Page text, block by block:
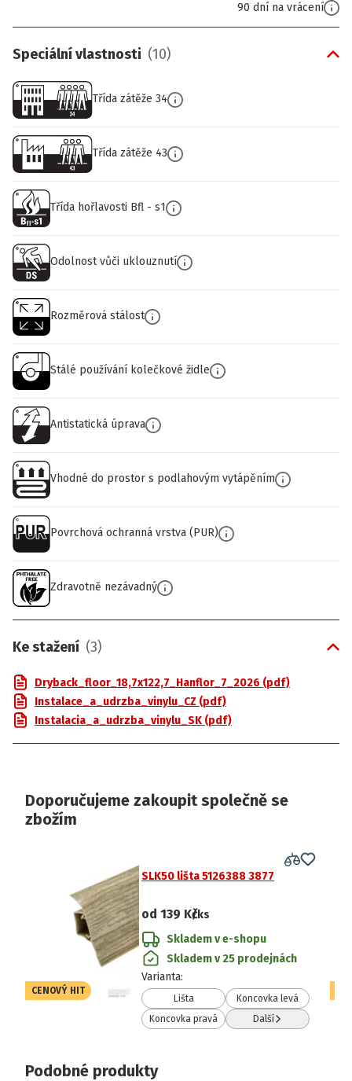
90 dní na vrácení
Speciální vlastnosti (10)
Třída zátěže 34
Třída zátěže 43
Třída hořlavosti Bfl - s1
Odolnost vůči uklouznutí
Rozměrová stálost
Stálé používání kolečkové židle
Antistatická úprava
Vhodné do prostor s podlahovým vytápěním
Povrchová ochranná vrstva (PUR)
Zdravotně nezávadný
Ke stažení (3)
Dryback_floor_18,7x122,7_Hanflor_7_2026 (pdf)
Instalace_a_udrzba_vinylu_CZ (pdf)
Instalacia_a_udrzba_vinylu_SK (pdf)
Doporučujeme zakoupit společně se
zbožím
CENOVÝ HIT
SLK50 lišta 5126388 3877
od 139 Kč/ks
Skladem v e-shopu
Skladem v 25 prodejnách
Varianta:
Lišta
Koncovka levá
Koncovka pravá
Další
Podobné produkty